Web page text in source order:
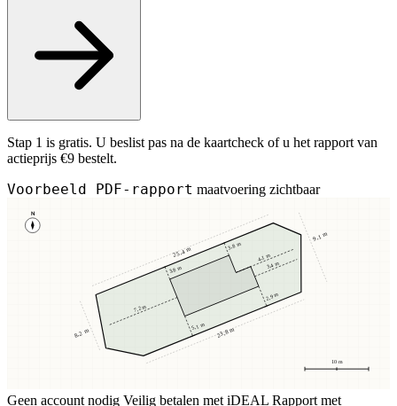
Stap 1 is gratis. U beslist pas na de kaartcheck of u het rapport van
actieprijs €9 bestelt.
Voorbeeld PDF-rapport maatvoering zichtbaar
N
10 m
3,8 m
3,8 m
5,1 m
2,9 m
7,2 m
3,4 m
4,1 m
25,4 m
23,8 m
8,2 m
9,1 m
Geen account nodig Veilig betalen met iDEAL Rapport met